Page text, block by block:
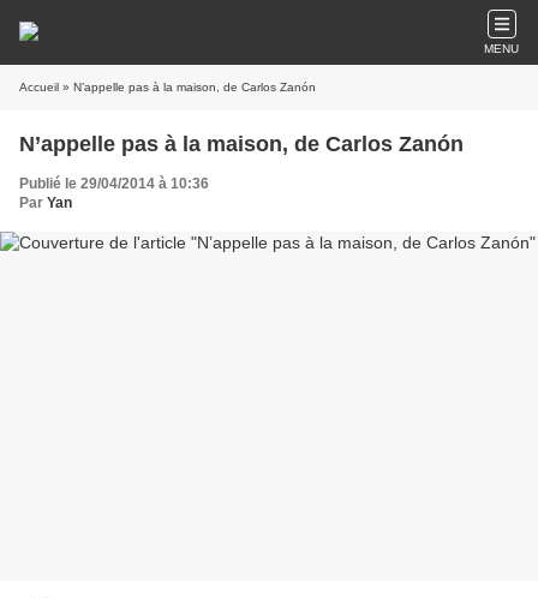
MENU
Accueil » N’appelle pas à la maison, de Carlos Zanón
N’appelle pas à la maison, de Carlos Zanón
Publié le 29/04/2014 à 10:36
Par Yan